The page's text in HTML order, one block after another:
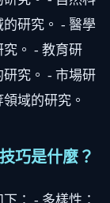
研究。 - 醫學
。 - 教育研
究。 - 市場研
域的研究。
巧是什麼？